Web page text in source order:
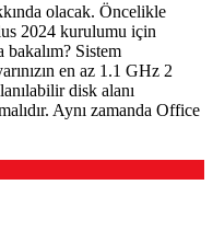
olacak. Öncelikle
2024 kurulumu için
bakalım? Sistem
en az 1.1 GHz 2
disk alanı
Aynı zamanda Office